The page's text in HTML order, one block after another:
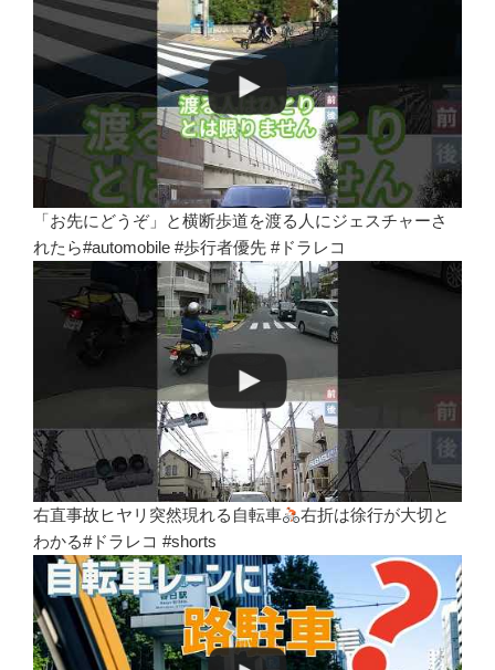
「お先にどうぞ」と横断歩道を渡る人にジェスチャーさ
れたら#automobile #歩行者優先 #ドラレコ
右直事故ヒヤリ突然現れる自転車
右折は徐行が大切と
わかる#ドラレコ #shorts